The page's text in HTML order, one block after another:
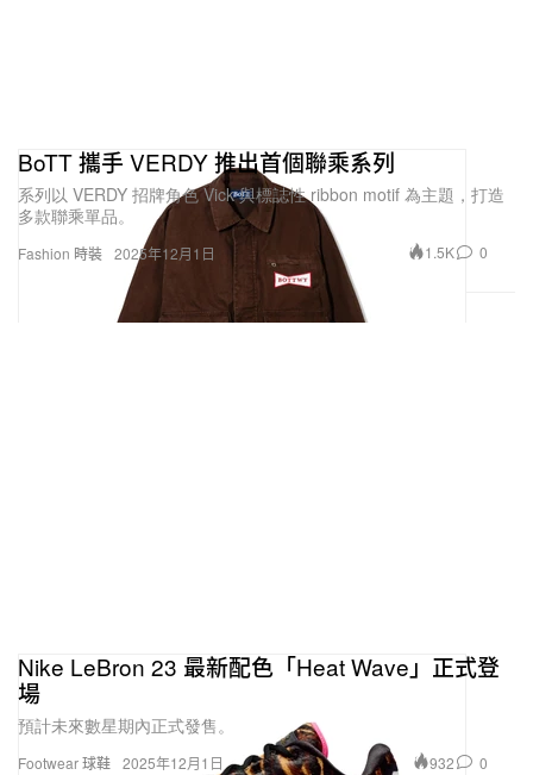
Fashion 時裝
BoTT 攜手 VERDY 推出首個聯乘系列
系列以 VERDY 招牌角色 Vick 與標誌性 ribbon motif 為主題，打造
多款聯乘單品。
2025年12月1日 1.5K 0
Footwear 球鞋
Nike LeBron 23 最新配色「Heat Wave」正式登
場
預計未來數星期內正式發售。
2025年12月1日 932 0